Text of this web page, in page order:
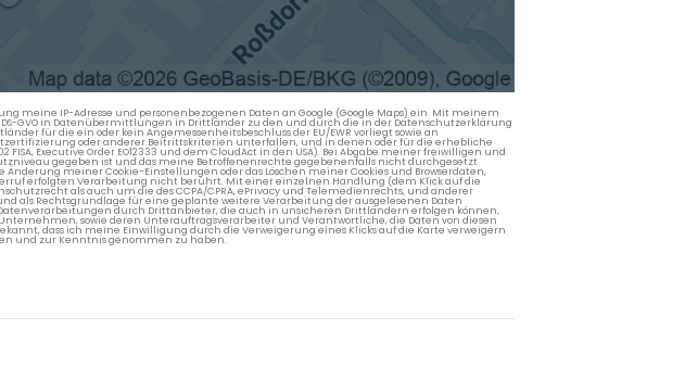
IP-Adresse und personenbezogenen Daten an Google (Google Maps) ein. Mit meinem
GVO in Datenübermittlungen in Drittländer zu den und durch die in der Datenschutzerklärung
für die ein oder kein Angemessenheitsbeschluss der EU/EWR vorliegt sowie an
oder anderer Beitrittskriterien unterfallen, und in denen oder für die erhebliche
Executive Order EO12333 und dem CloudAct in den USA). Bei Abgabe meiner freiwilligen und
gegeben ist und das meine Betroffenenrechte gegebenenfalls nicht durchgesetzt
meiner Cookie-Einstellungen oder das Löschen meiner Cookies und Browserdaten,
erfolgten Verarbeitung nicht berührt. Mit einer einzelnen Handlung (dem Klick auf die
als auch um die des CCPA/CPRA, ePrivacy und Telemedienrechts, und anderer
als Rechtsgrundlage für eine geplante weitere Verarbeitung der ausgelesenen Daten
durch Drittanbieter, die auch in unsicheren Drittländern erfolgen können,
sowie deren Unterauftragsverarbeiter und Verantwortliche, die Daten von diesen
dass ich meine Einwilligung durch die Verweigerung eines Klicks auf die Karte verweigern
und zur Kenntnis genommen zu haben.